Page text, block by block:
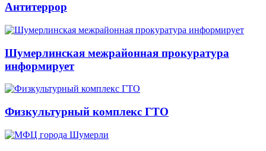
Антитеррор
Шумерлинская межрайонная прокуратура
информирует
Физкультурный комплекс ГТО